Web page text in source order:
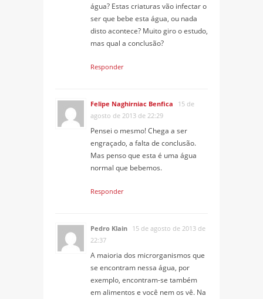
água? Estas criaturas vão infectar o
ser que bebe esta água, ou nada
disto acontece? Muito giro o estudo,
mas qual a conclusão?
Responder
Felipe Naghirniac Benfica
15 de
agosto de 2013 de 22:29
Pensei o mesmo! Chega a ser
engraçado, a falta de conclusão.
Mas penso que esta é uma água
normal que bebemos.
Responder
Pedro Klain 15 de agosto de 2013 de
22:37
A maioria dos microrganismos que
se encontram nessa água, por
exemplo, encontram-se também
em alimentos e você nem os vê. Na